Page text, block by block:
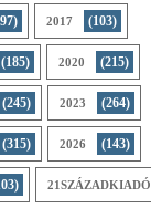
2017 (103)
(185) 2020 (215)
(245) 2023 (264)
(315) 2026 (143)
21SZÁZADKIADÓ